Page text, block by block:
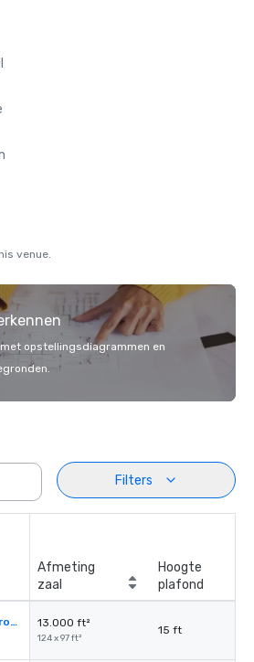
voor uitmuntendheid
Awards 2020
venue.
opstellingsdiagrammen en
Filters
Afmeting
zaal
Hoogte
plafond
The Ocean Ballroom 13.000 ft²
124 x 97 ft²
15 ft